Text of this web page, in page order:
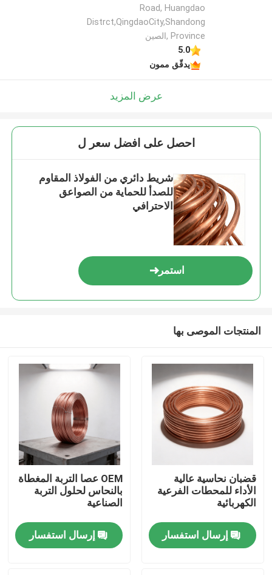
منزل
المنتجات
Road, Huangdao
Distrct,QingdaoCity,Shandong
Province ,الصين
5.0
يدقّق ممون
عرض المزيد
احصل على افضل سعر ل
شريط دائري من الفولاذ المقاوم
للصدأ للحماية من الصواعق
الاحترافي
استمر
المنتجات الموصى بها
قضبان نحاسية عالية
الأداء للمحطات الفرعية
الكهربائية
إرسال استفسار
OEM عصا التربة المغطاة
بالنحاس لحلول التربة
الصناعية
إرسال استفسار